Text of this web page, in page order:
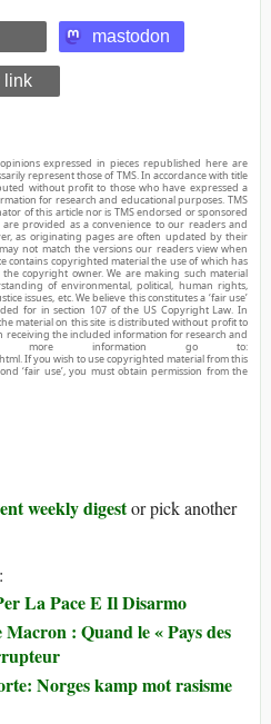
mastodon
link
expressed in pieces republished here are
represent those of TMS. In accordance with title
without profit to those who have expressed a
for research and educational purposes. TMS
of this article nor is TMS endorsed or sponsored
are provided as a convenience to our readers and
as originating pages are often updated by their
not match the versions our readers view when
contains copyrighted material the use of which has
copyright owner. We are making such material
of environmental, political, human rights,
issues, etc. We believe this constitutes a ‘fair use’
for in section 107 of the US Copyright Law. In
material on this site is distributed without profit to
receiving the included information for research and
more information go to:
If you wish to use copyrighted material from this
‘fair use’, you must obtain permission from the
weekly digestor pick another
La Pace E Il Disarmo
: Quand le « Pays des
Norges kamp mot rasisme